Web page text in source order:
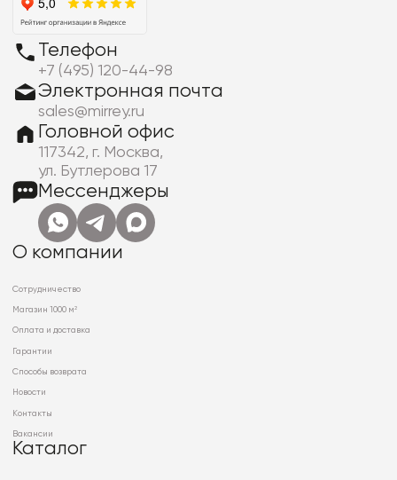
Телефон
+7 (495) 120-44-98
Электронная почта
sales@mirrey.ru
Головной офис
117342, г. Москва,
ул. Бутлерова 17
Мессенджеры
О компании
Сотрудничество
Магазин 1000 м²
Оплата и доставка
Гарантии
Способы возврата
Новости
Контакты
Вакансии
Каталог